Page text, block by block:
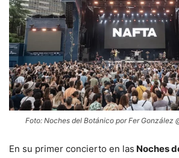
Foto: Noches del Botánico por Fer González
En su primer concierto en las Noches